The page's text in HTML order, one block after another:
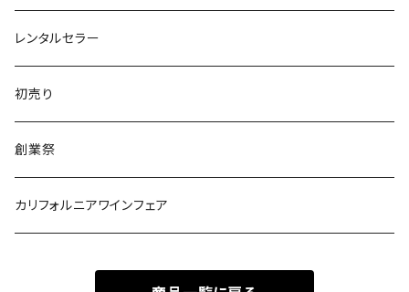
ポルトガル
レンタルセラー
初売り
創業祭
カリフォルニアワインフェア